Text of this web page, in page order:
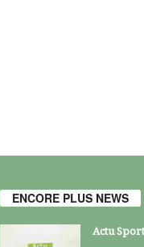
ENCORE PLUS NEWS
Actu